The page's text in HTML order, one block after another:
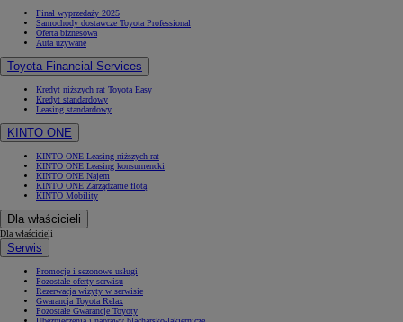
Finał wyprzedaży 2025
Samochody dostawcze Toyota Professional
Oferta biznesowa
Auta używane
Toyota Financial Services
Kredyt niższych rat Toyota Easy
Kredyt standardowy
Leasing standardowy
KINTO ONE
KINTO ONE Leasing niższych rat
KINTO ONE Leasing konsumencki
KINTO ONE Najem
KINTO ONE Zarządzanie flotą
KINTO Mobility
Dla właścicieli
Dla właścicieli
Serwis
Promocje i sezonowe usługi
Pozostałe oferty serwisu
Rezerwacja wizyty w serwisie
Gwarancja Toyota Relax
Pozostałe Gwarancje Toyoty